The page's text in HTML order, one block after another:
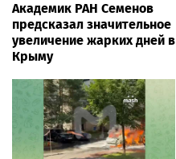
Академик РАН Семенов
предсказал значительное
увеличение жарких дней в
Крыму